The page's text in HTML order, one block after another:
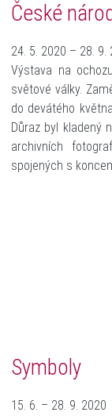
České
24. 5. 2020 – 28. 9.
Výstava na
světové války.
do devátého
Důraz byl kladený
archivních
spojených s
Symboly
15. 6. – 28. 9. 2020